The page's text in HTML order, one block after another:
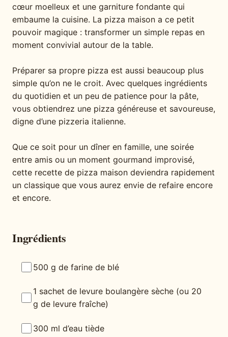
cœur moelleux et une garniture fondante qui
embaume la cuisine. La pizza maison a ce petit
pouvoir magique : transformer un simple repas en
moment convivial autour de la table.
Préparer sa propre pizza est aussi beaucoup plus
simple qu’on ne le croit. Avec quelques ingrédients
du quotidien et un peu de patience pour la pâte,
vous obtiendrez une pizza généreuse et savoureuse,
digne d’une pizzeria italienne.
Que ce soit pour un dîner en famille, une soirée
entre amis ou un moment gourmand improvisé,
cette recette de pizza maison deviendra rapidement
un classique que vous aurez envie de refaire encore
et encore.
Ingrédients
500 g de farine de blé
1 sachet de levure boulangère sèche (ou 20
g de levure fraîche)
300 ml d’eau tiède